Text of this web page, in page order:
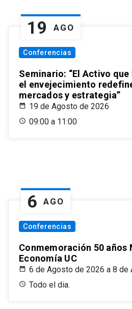
19 AGO
Conferencias
Seminario: “El Activo
el envejecimiento
mercados y estrategia”
19 de Agosto de 2026
09:00 a 11:00
6 AGO
Conferencias
Conmemoración 50 años
Economía UC
6 de Agosto de 2026 a 8 de
Todo el dia.